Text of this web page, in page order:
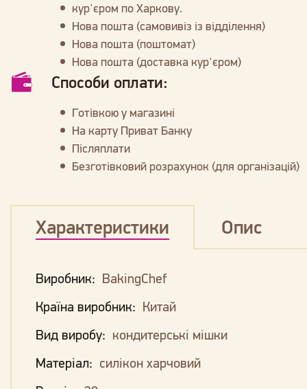
кур'єром по Харкову.
Нова пошта (самовивіз із відділення)
Нова пошта (поштомат)
Нова пошта (доставка кур'єром)
Способи оплати:
Готівкою у магазині
На карту Приват Банку
Післяплати
Безготівковий розрахунок (для організацій)
Характеристики Опис
Виробник: BakingChef
Країна виробник: Китай
Вид виробу: кондитерські мішки
Матеріал: силікон харчовий